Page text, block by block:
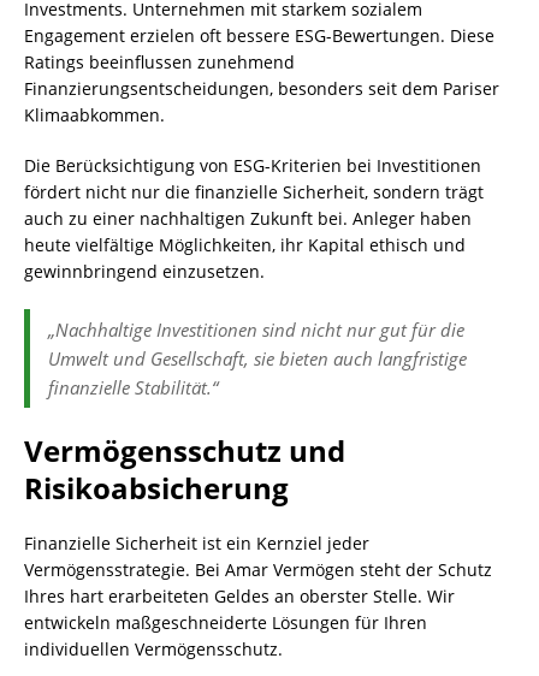
Investments. Unternehmen mit starkem sozialem
Engagement erzielen oft bessere ESG-Bewertungen. Diese
Ratings beeinflussen zunehmend
Finanzierungsentscheidungen, besonders seit dem Pariser
Klimaabkommen.
Die Berücksichtigung von ESG-Kriterien bei Investitionen
fördert nicht nur die finanzielle Sicherheit, sondern trägt
auch zu einer nachhaltigen Zukunft bei. Anleger haben
heute vielfältige Möglichkeiten, ihr Kapital ethisch und
gewinnbringend einzusetzen.
„Nachhaltige Investitionen sind nicht nur gut für die
Umwelt und Gesellschaft, sie bieten auch langfristige
finanzielle Stabilität.“
Vermögensschutz und
Risikoabsicherung
Finanzielle Sicherheit ist ein Kernziel jeder
Vermögensstrategie. Bei Amar Vermögen steht der Schutz
Ihres hart erarbeiteten Geldes an oberster Stelle. Wir
entwickeln maßgeschneiderte Lösungen für Ihren
individuellen Vermögensschutz.